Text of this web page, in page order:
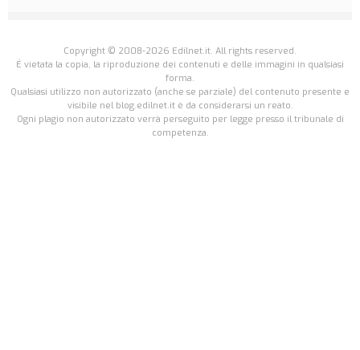
Copyright © 2008-2026 Edilnet.it. All rights reserved.
É vietata la copia, la riproduzione dei contenuti e delle immagini in qualsiasi
forma.
Qualsiasi utilizzo non autorizzato (anche se parziale) del contenuto presente e
visibile nel blog.edilnet.it è da considerarsi un reato.
Ogni plagio non autorizzato verrà perseguito per legge presso il tribunale di
competenza.